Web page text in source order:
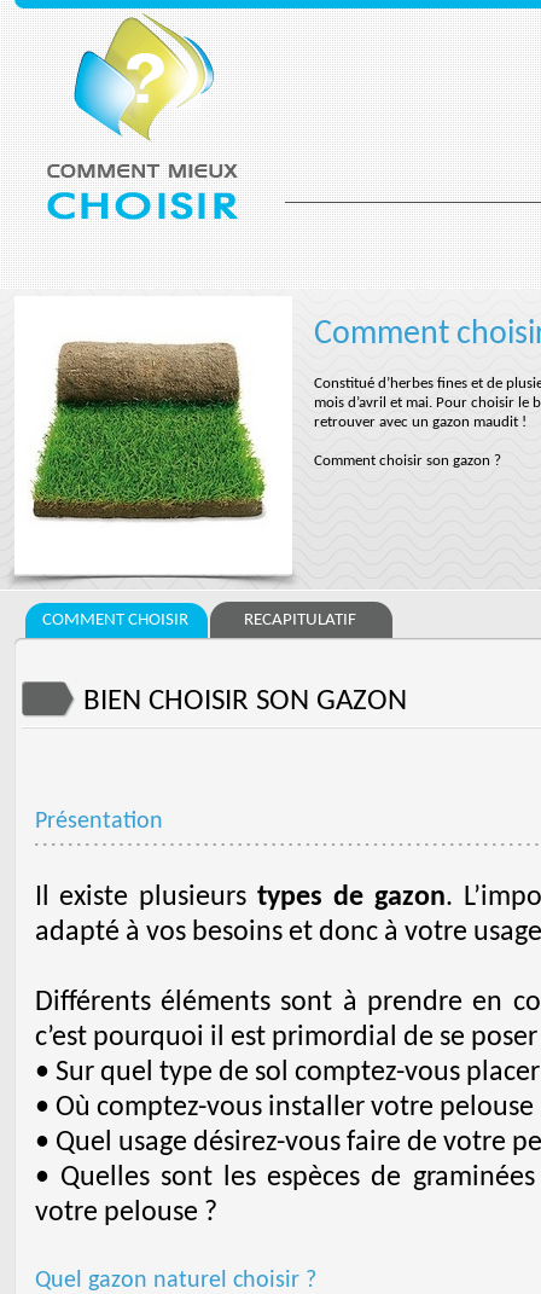
Comment
Constitué d’herbes fines et de
mois d’avril et mai. Pour choisir le
retrouver avec un gazon maudit !
Comment choisir son gazon ?
COMMENT CHOISIR RECAPITULATIF
BIEN CHOISIR SON GAZON
Présentation
Il existe plusieurstypes de gazon.
adapté à vos besoins et donc à votre
Différents éléments sont à prendre en
c’est pourquoi il est primordial de se
• Sur quel type de sol comptez-vous
• Où comptez-vous installer votre
• Quel usage désirez-vous faire de votre
• Quelles sont les espèces de
votre pelouse ?
Quel gazon naturel choisir ?